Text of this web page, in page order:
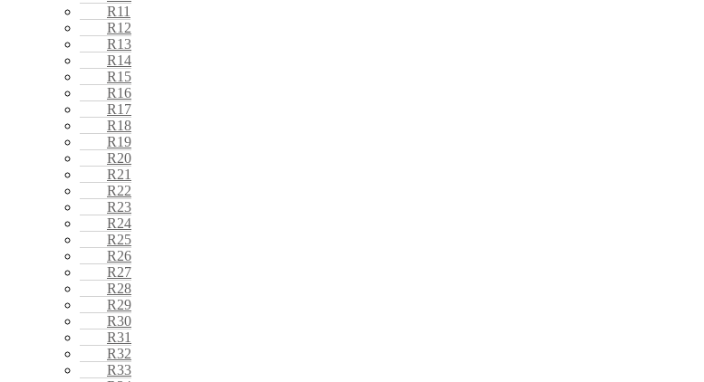
R11
R12
R13
R14
R15
R16
R17
R18
R19
R20
R21
R22
R23
R24
R25
R26
R27
R28
R29
R30
R31
R32
R33